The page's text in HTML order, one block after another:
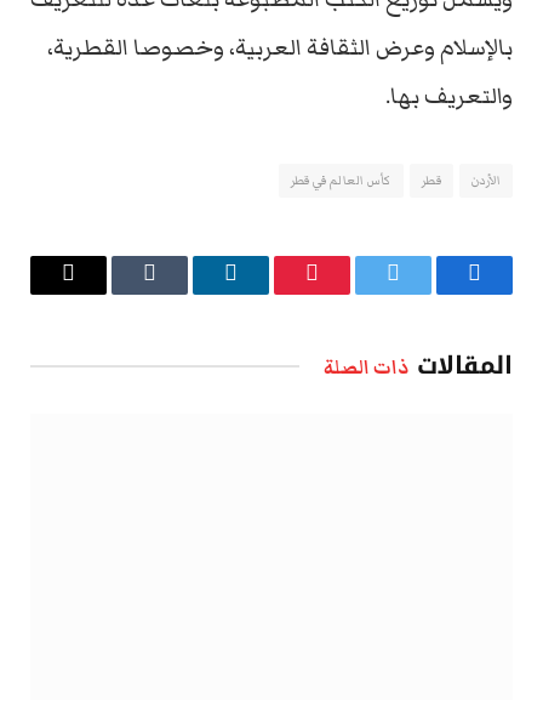
بالإسلام وعرض الثقافة العربية، وخصوصا القطرية،
والتعريف بها.
الأردن قطر كأس العالم في قطر
فيسبوك تويتر بينتيريستلينكدإن Tumblr
البريد
المقالات ذات الصلة